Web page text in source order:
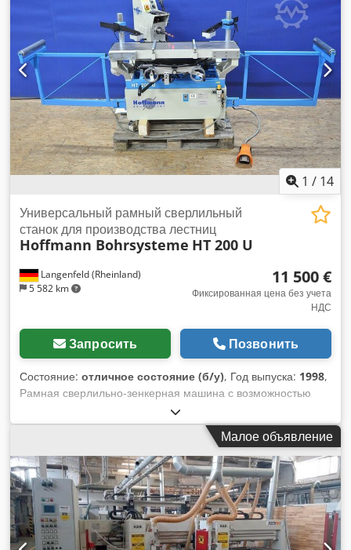
1 / 14
Langenfeld (Rheinland)
5 582 km
Универсальный рамный сверлильный
станок для производства лестниц
Hoffmann Bohrsysteme HT 200 U
11 500 €
Фиксированная цена без учета
НДС
Запросить Позвонить
Состояние: отличное состояние (б/у), Год выпуска: 1998,
Рамная сверлильно-зенкерная машина с возможностью
сверления длинных отверстий Hofmann HT 200 U с
регулировкой угла наклона. Специализированная
сверлильная машина для производства лестниц, окон и для
универсального применения благодаря пневматической
регулировке по высоте. Наклонное сверление и сверление
отверстий для шкантов легко реализуется благодаря
поворотной сверлильной головке. Двигатель с реверсом,
две скорости. Dsdeyfta Topfx Ad Sswa Мощность двигателя
1,5 / 1,8 кВт, 1400 / 2800 об/мин. Запуск двигателя с
Малое объявление